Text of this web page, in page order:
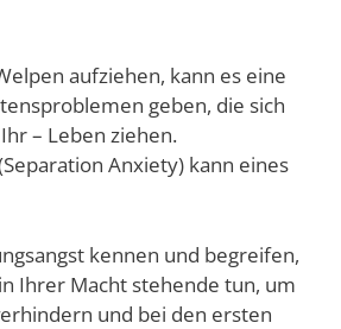
aufziehen, kann es eine
geben, die sich
– Leben ziehen.
Anxiety) kann eines
kennen und begreifen,
Ihrer Macht stehende tun, um
und bei den ersten